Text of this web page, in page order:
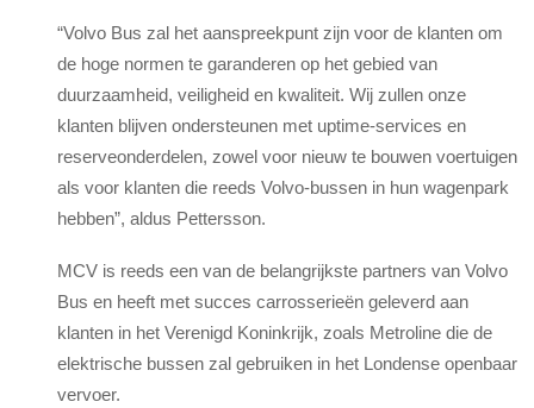
“Volvo Bus zal het aanspreekpunt zijn voor de klanten om
de hoge normen te garanderen op het gebied van
duurzaamheid, veiligheid en kwaliteit. Wij zullen onze
klanten blijven ondersteunen met uptime-services en
reserveonderdelen, zowel voor nieuw te bouwen voertuigen
als voor klanten die reeds Volvo-bussen in hun wagenpark
hebben”, aldus Pettersson.
MCV is reeds een van de belangrijkste partners van Volvo
Bus en heeft met succes carrosserieën geleverd aan
klanten in het Verenigd Koninkrijk, zoals Metroline die de
elektrische bussen zal gebruiken in het Londense openbaar
vervoer.